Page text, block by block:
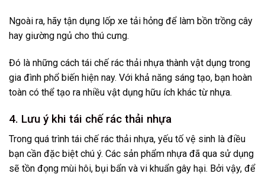
Ngoài ra, hãy tận dụng lốp xe tải hỏng để làm bồn trồng cây
hay giường ngủ cho thú cưng.
Đó là những cách tái chế rác thải nhựa thành vật dụng trong
gia đình phổ biến hiện nay. Với khả năng sáng tạo, bạn hoàn
toàn có thể tạo ra nhiều vật dụng hữu ích khác từ nhựa.
4. Lưu ý khi tái chế rác thải nhựa
Trong quá trình tái chế rác thải nhựa, yếu tố vệ sinh là điều
bạn cần đặc biệt chú ý. Các sản phẩm nhựa đã qua sử dụng
sẽ tồn đọng mùi hôi, bụi bẩn và vi khuẩn gây hại. Bởi vậy, để